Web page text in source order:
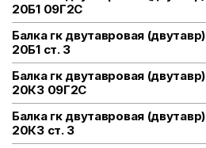
20Б1 09Г2С
Балка гк двутавровая (двутавр)
20Б1 ст. 3
Балка гк двутавровая (двутавр)
20К3 09Г2С
Балка гк двутавровая (двутавр)
20К3 ст. 3